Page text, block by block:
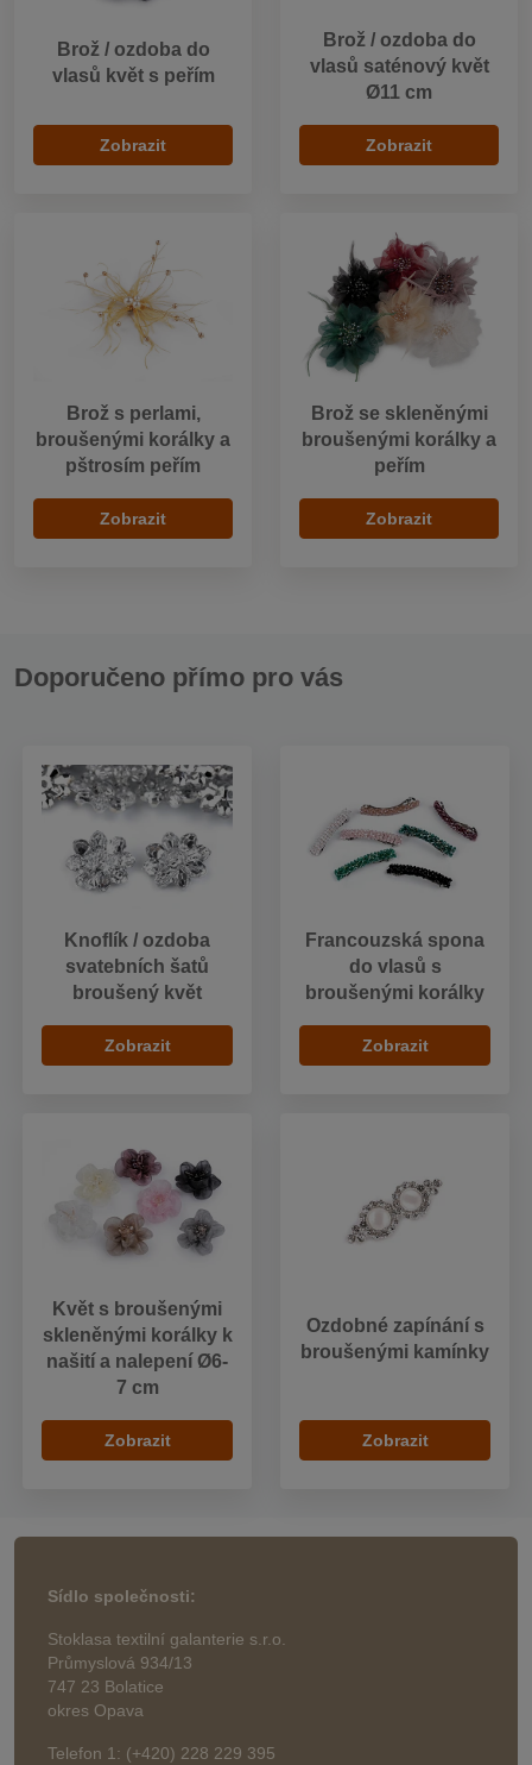
Brož / ozdoba do
vlasů květ s peřím
Zobrazit
Brož / ozdoba do
vlasů saténový květ
Ø11 cm
Zobrazit
Brož s perlami,
broušenými korálky a
pštrosím peřím
Zobrazit
Brož se skleněnými
broušenými korálky a
peřím
Zobrazit
Doporučeno přímo pro vás
Knoflík / ozdoba
svatebních šatů
broušený květ
Zobrazit
Francouzská spona
do vlasů s
broušenými korálky
Zobrazit
Květ s broušenými
skleněnými korálky k
našití a nalepení Ø6-
7 cm
Zobrazit
Ozdobné zapínání s
broušenými kamínky
Zobrazit
Sídlo společnosti:
Stoklasa textilní galanterie s.r.o.
Průmyslová 934/13
747 23 Bolatice
okres Opava
Telefon 1: (+420) 228 229 395